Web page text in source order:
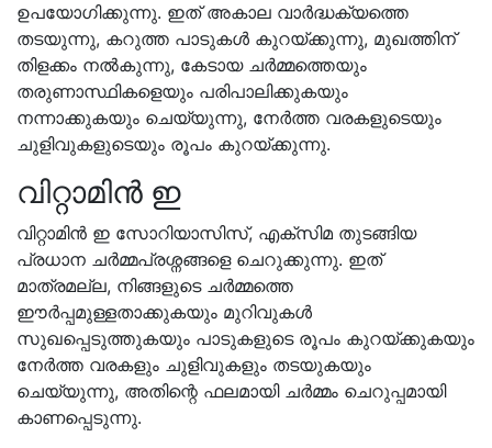
ഉപയോഗിക്കുന്നു. ഇത് അകാല വാർദ്ധക്യത്തെ
തടയുന്നു, കറുത്ത പാടുകൾ കുറയ്ക്കുന്നു, മുഖത്തിന്
തിളക്കം നൽകുന്നു, കേടായ ചർമ്മത്തെയും
തരുണാസ്ഥികളെയും പരിപാലിക്കുകയും
നന്നാക്കുകയും ചെയ്യുന്നു, നേർത്ത വരകളുടെയും
ചുളിവുകളുടെയും രൂപം കുറയ്ക്കുന്നു.
വിറ്റാമിൻ ഇ
വിറ്റാമിൻ ഇ സോറിയാസിസ്, എക്സിമ തുടങ്ങിയ
പ്രധാന ചർമ്മപ്രശ്നങ്ങളെ ചെറുക്കുന്നു. ഇത്
മാത്രമല്ല, നിങ്ങളുടെ ചർമ്മത്തെ
ഈർപ്പമുള്ളതാക്കുകയും മുറിവുകൾ
സുഖപ്പെടുത്തുകയും പാടുകളുടെ രൂപം കുറയ്ക്കുകയും
നേർത്ത വരകളും ചുളിവുകളും തടയുകയും
ചെയ്യുന്നു, അതിന്റെ ഫലമായി ചർമ്മം ചെറുപ്പമായി
കാണപ്പെടുന്നു.